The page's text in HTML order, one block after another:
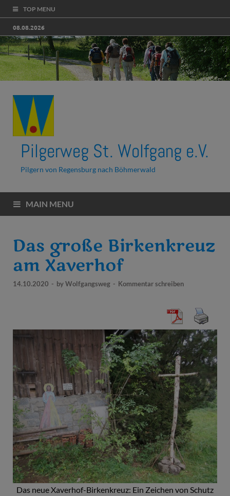
TOP MENU
08.08.2026
Pilgerweg St. Wolfgang e.V.
Pilgern von Regensburg nach Böhmerwald
MAIN MENU
Das große Birkenkreuz
am Xaverhof
14.10.2020 - byWolfgangsweg - Kommentar schreiben
Das neue Xaverhof-Birkenkreuz: Ein Zeichen von Schutz